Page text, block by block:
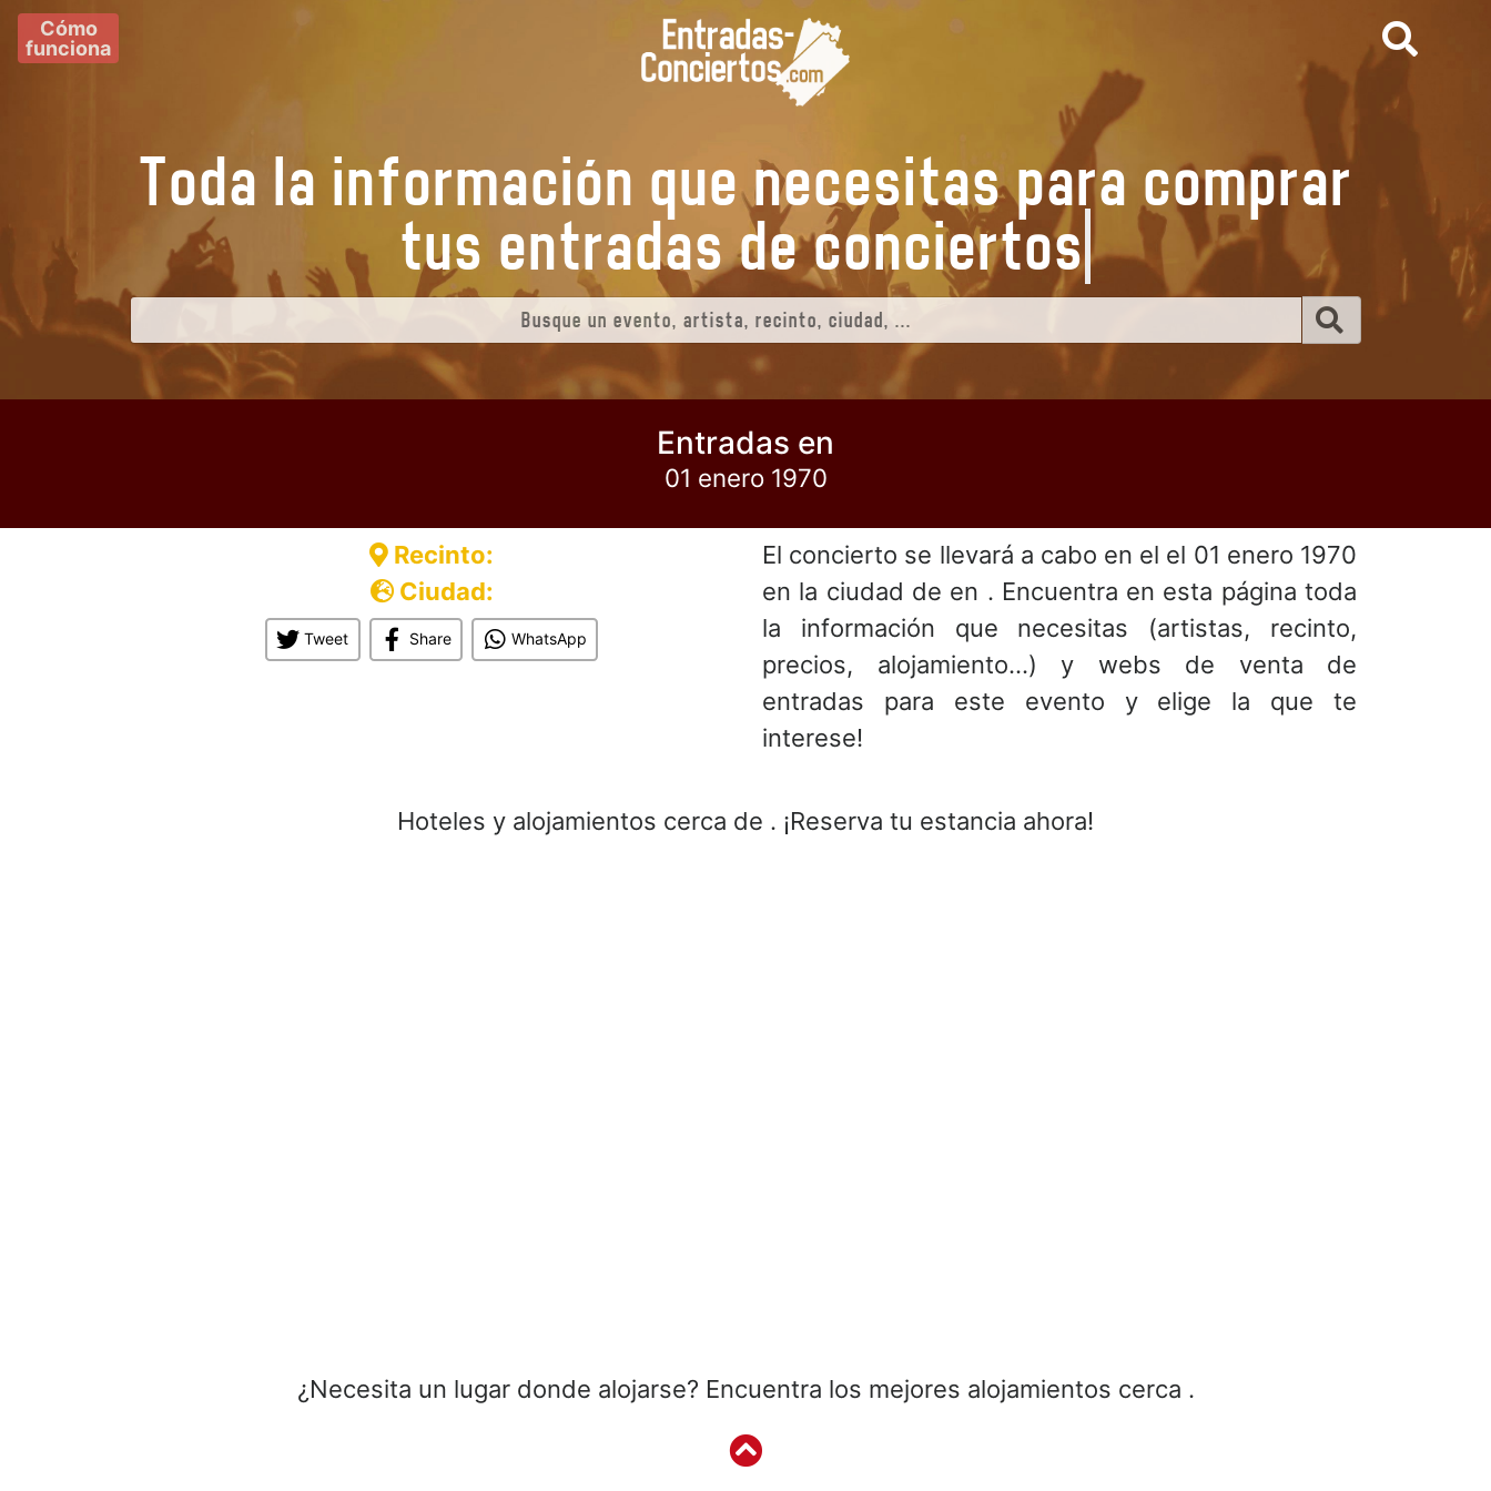
Cómo
funciona
Toda la información que necesitas para comprar
tus entradas deconcier
Entradas en
01 enero 1970
Recinto:
Ciudad:
Tweet Share WhatsApp
El concierto se llevará a cabo en el el 01 enero 1970
en la ciudad de en . Encuentra en esta página toda
la información que necesitas (artistas, recinto,
precios, alojamiento...) y webs de venta de
entradas para este evento y elige la que te
interese!
Hoteles y alojamientos cerca de . ¡Reserva tu estancia ahora!
¿Necesita un lugar donde alojarse? Encuentra los mejores alojamientos cerca .